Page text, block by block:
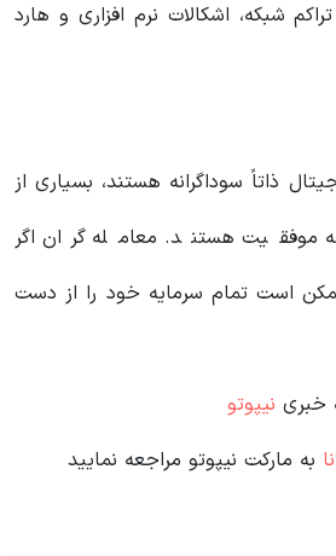
شبکه، اشکالات نرم افزاری و هارد
ذاتاً سوداگرانه هستند، بسیاری از
موفقیت هستند. معامله گران اگر
است تمام سرمایه خود را از دست
خبری نیپوتو
به مارکت نیپوتو مراجعه نمایید